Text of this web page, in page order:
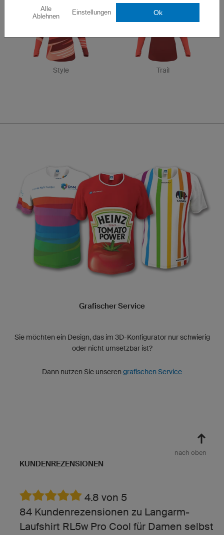
Style Trail
Grafischer Service
Sie möchten ein Design, das im 3D-Konfigurator nur schwierig
oder nicht umsetzbar ist?
Dann nutzen Sie unseren grafischen Service
nach oben
KUNDENREZENSIONEN
4.8 von 5
84 Kundenrezensionen zu Langarm-
Laufshirt RL5w Pro Cool für Damen selbst
Alle
Ablehnen
Einstellungen Ok